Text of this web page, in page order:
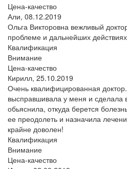
Цена-качество
Али, 08.12.2019
Ольга Викторовна вежливый
проблеме и дальнейших
Квалификация
Внимание
Цена-качество
Кирилл, 25.10.2019
Очень квалифицированная
высправшивала у меня и сделала
обьяснила, откуда берется
ее преодолеть и назначила
крайне доволен!
Квалификация
Внимание
Цена-качество